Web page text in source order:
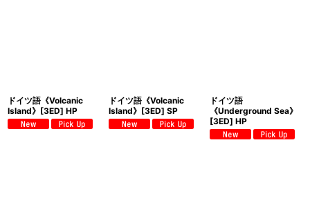
ドイツ語《Volcanic
Island》[3ED] HP
ドイツ語《Volcanic
Island》[3ED] SP
ドイツ語
《Underground Sea》
[3ED] HP